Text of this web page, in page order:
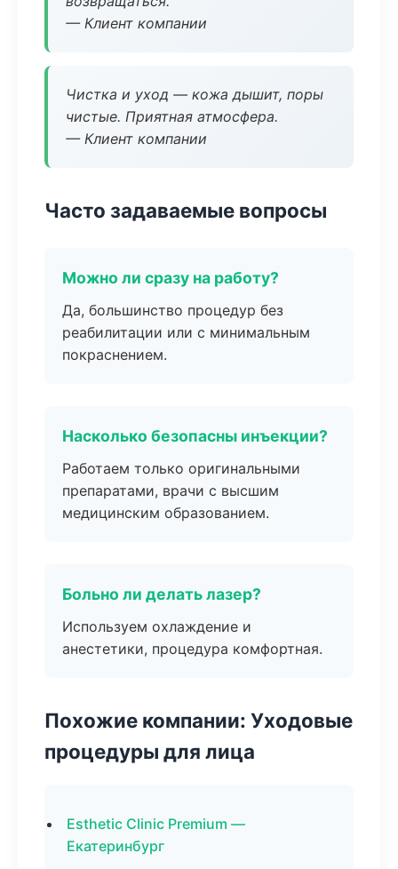
— Клиент компании
Чистка и уход — кожа дышит, поры
чистые. Приятная атмосфера.
— Клиент компании
Часто задаваемые вопросы
Можно ли сразу на работу?
Да, большинство процедур без
реабилитации или с минимальным
покраснением.
Насколько безопасны инъекции?
Работаем только оригинальными
препаратами, врачи с высшим
медицинским образованием.
Больно ли делать лазер?
Используем охлаждение и
анестетики, процедура комфортная.
Похожие компании: Уходовые
процедуры для лица
Esthetic Clinic Premium —
Екатеринбург